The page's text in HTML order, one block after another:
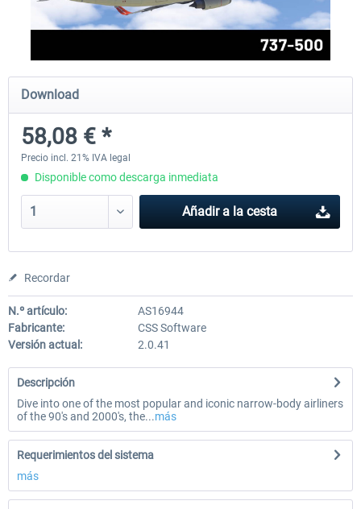
FlightSim Studio - E-Jets 170/175
40,62 € *
Aerosoft Aircraft A340-
Download
58,08 € *
Precio incl. 21% IVA legal
Disponible como descarga inmediata
Añadir a la cesta
Recordar
N.º artículo:
AS16944
Fabricante:
CSS Software
Versión actual:
2.0.41
Descripción
Dive into one of the most popular and iconic narrow-body airliners
of the 90's and 2000's, the...más
Requerimientos del sistema
más